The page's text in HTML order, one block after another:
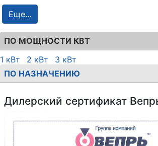
Еще...
ПО МОЩНОСТИ КВТ
1 кВт
2 кВт
3 кВт
ПО НАЗНАЧЕНИЮ
Дилерский сертификат